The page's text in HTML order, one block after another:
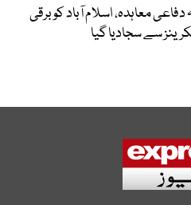
معاہدہ، اسلام آباد کو برقی
سے سجادیا گیا